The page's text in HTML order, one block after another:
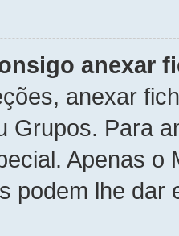
anexar
anexar
Grupos. Para
Apenas o
podem lhe